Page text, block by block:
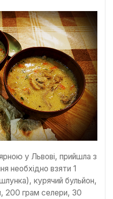
у Львові, прийшла з
необхідно взяти 1
курячий бульйон,
200 грам селери, 30